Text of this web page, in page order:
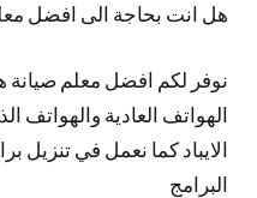
هل انت بحاجة الى افضل
نوفر لكم افضل معلم
الهواتف العادية والهواتف
الايباد كما نعمل في تنزيل
البرامج